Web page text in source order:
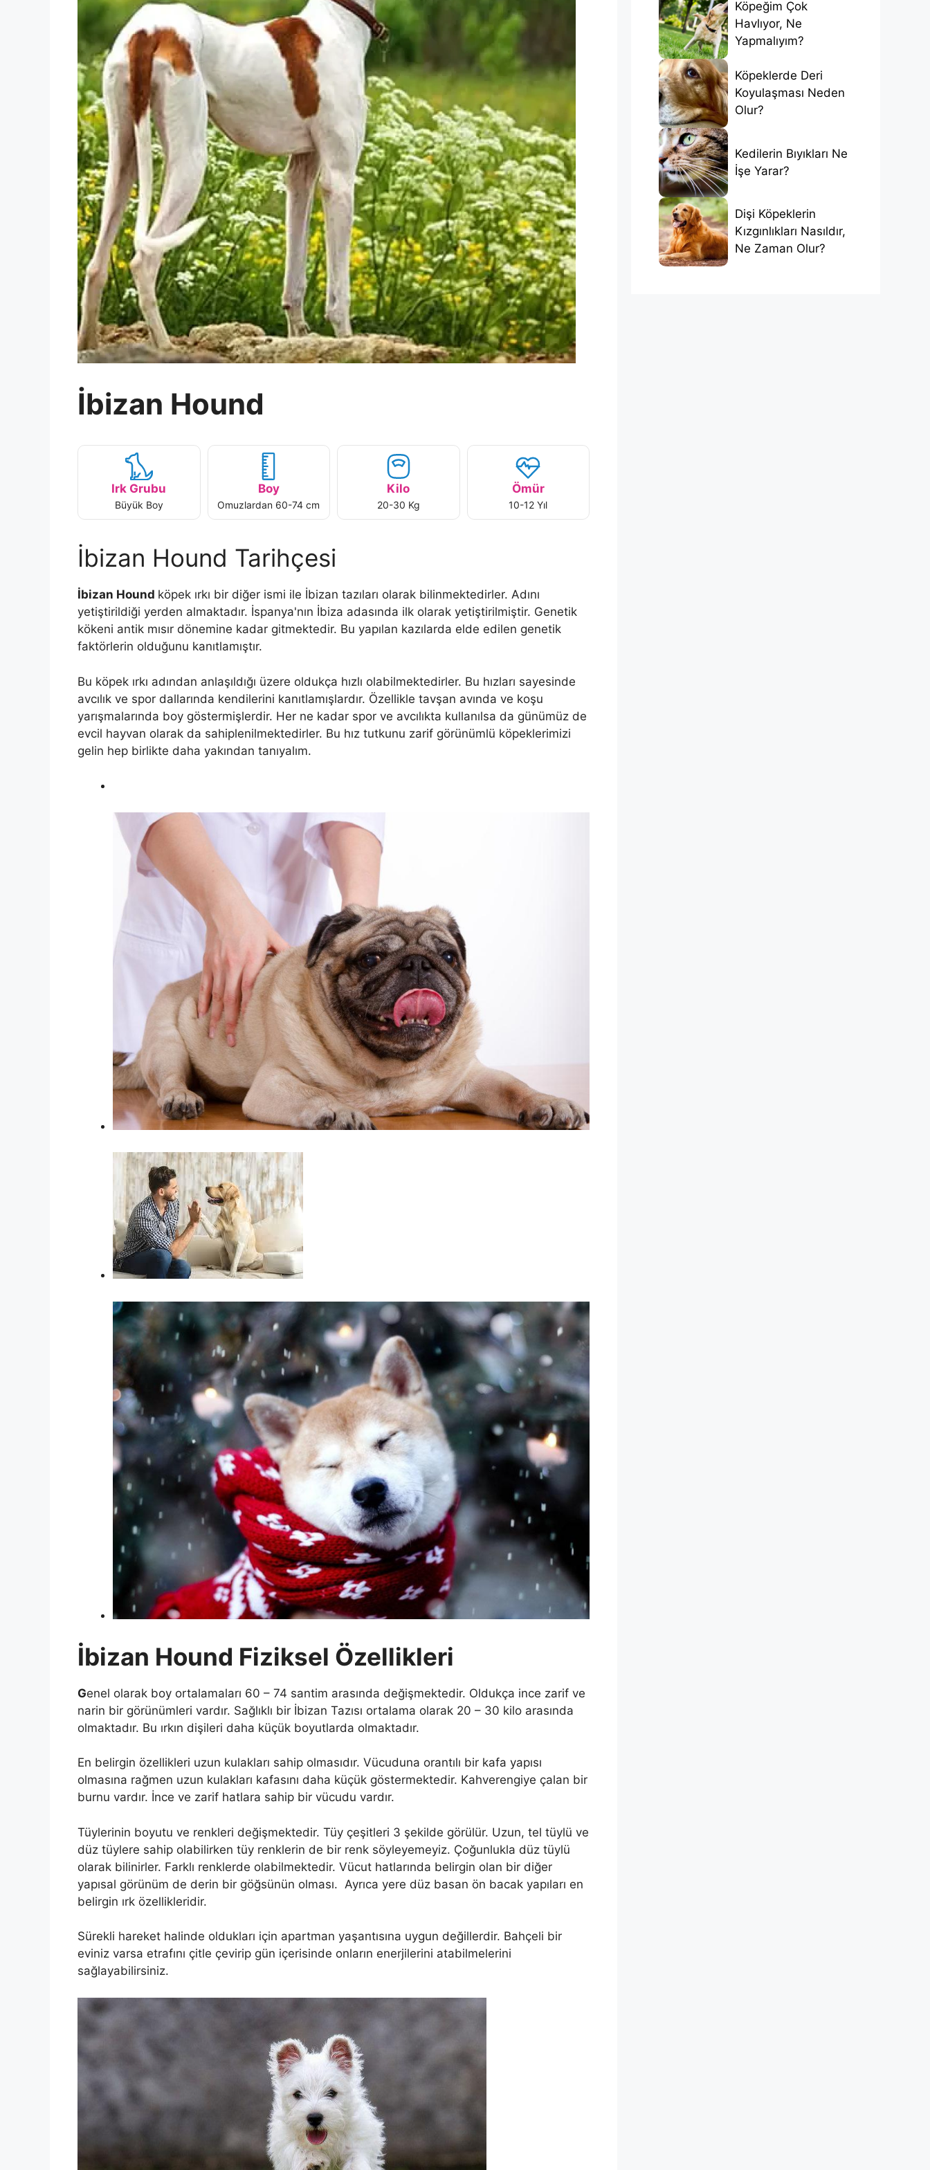
İbizan Hound
Irk Grubu
Büyük Boy
Boy
Omuzlardan 60-74 cm
Kilo
20-30 Kg
Ömür
10-12 Yıl
İbizan Hound Tarihçesi
İbizan Hound köpek ırkı bir diğer ismi ile İbizan tazıları olarak bilinmektedirler. Adını
yetiştirildiği yerden almaktadır. İspanya'nın İbiza adasında ilk olarak yetiştirilmiştir. Genetik
kökeni antik mısır dönemine kadar gitmektedir. Bu yapılan kazılarda elde edilen genetik
faktörlerin olduğunu kanıtlamıştır.
Bu köpek ırkı adından anlaşıldığı üzere oldukça hızlı olabilmektedirler. Bu hızları sayesinde
avcılık ve spor dallarında kendilerini kanıtlamışlardır. Özellikle tavşan avında ve koşu
yarışmalarında boy göstermişlerdir. Her ne kadar spor ve avcılıkta kullanılsa da günümüz de
evcil hayvan olarak da sahiplenilmektedirler. Bu hız tutkunu zarif görünümlü köpeklerimizi
gelin hep birlikte daha yakından tanıyalım.
İbizan Hound Fiziksel Özellikleri
Genel olarak boy ortalamaları 60 – 74 santim arasında değişmektedir. Oldukça ince zarif ve
narin bir görünümleri vardır. Sağlıklı bir İbizan Tazısı ortalama olarak 20 – 30 kilo arasında
olmaktadır. Bu ırkın dişileri daha küçük boyutlarda olmaktadır.
En belirgin özellikleri uzun kulakları sahip olmasıdır. Vücuduna orantılı bir kafa yapısı
olmasına rağmen uzun kulakları kafasını daha küçük göstermektedir. Kahverengiye çalan bir
burnu vardır. İnce ve zarif hatlara sahip bir vücudu vardır.
Tüylerinin boyutu ve renkleri değişmektedir. Tüy çeşitleri 3 şekilde görülür. Uzun, tel tüylü ve
düz tüylere sahip olabilirken tüy renklerin de bir renk söyleyemeyiz. Çoğunlukla düz tüylü
olarak bilinirler. Farklı renklerde olabilmektedir. Vücut hatlarında belirgin olan bir diğer
yapısal görünüm de derin bir göğsünün olması. Ayrıca yere düz basan ön bacak yapıları en
belirgin ırk özellikleridir.
Sürekli hareket halinde oldukları için apartman yaşantısına uygun değillerdir. Bahçeli bir
eviniz varsa etrafını çitle çevirip gün içerisinde onların enerjilerini atabilmelerini
sağlayabilirsiniz.
Köpeğim Çok
Havlıyor, Ne
Yapmalıyım?
Köpeklerde Deri
Koyulaşması Neden
Olur?
Kedilerin Bıyıkları Ne
İşe Yarar?
Dişi Köpeklerin
Kızgınlıkları Nasıldır,
Ne Zaman Olur?